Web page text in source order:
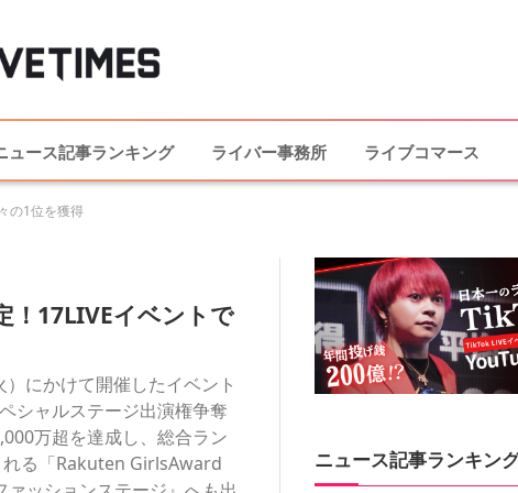
ュース記事ランキング ライバー事務所 ライブコマース
の1位を獲得
！17LIVEイベントで
にかけて開催したイベント
シャルステージ出演権争奪
万超を達成し、総合ラン
れる「Rakuten GirlsAward
ニュース記事ランキン